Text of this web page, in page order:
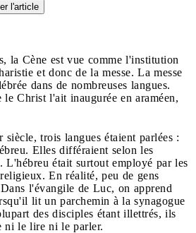
l'article
la Cène est vue comme l'institution
et donc de la messe. La messe
dans de nombreuses langues.
Christ l'ait inaugurée en araméen,
siècle, trois langues étaient parlées :
Elles différaient selon les
L'hébreu était surtout employé par les
En réalité, peu de gens
l'évangile de Luc, on apprend
lit un parchemin à la synagogue
des disciples étant illettrés, ils
ni le lire ni le parler.